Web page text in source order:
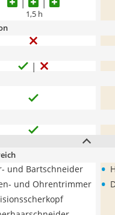
1,5 h
und Bartschneider
und Ohrentrimmer
•
•